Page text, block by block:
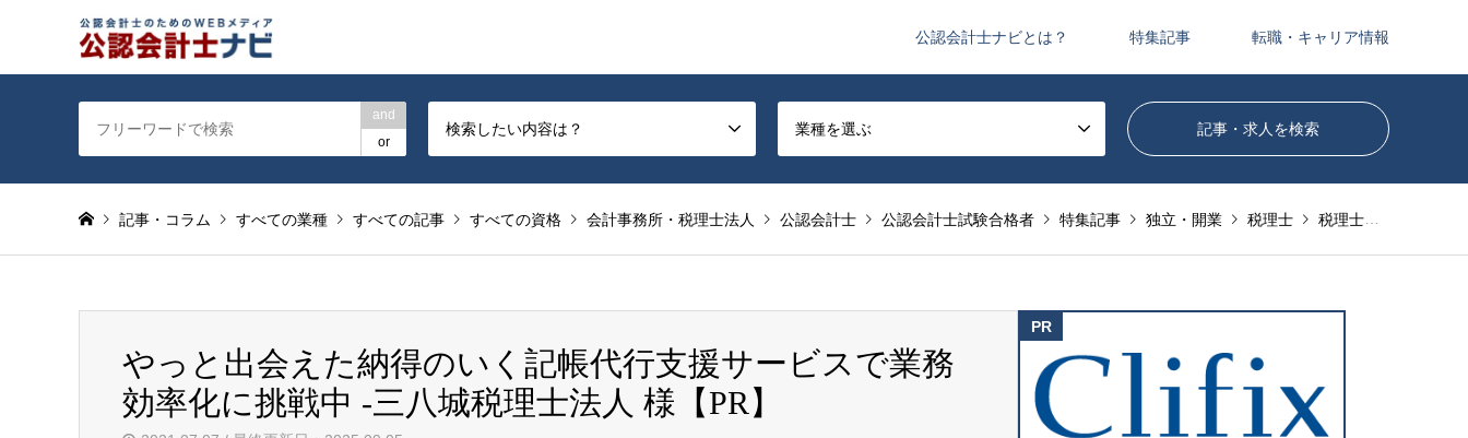
公認会計士ナビとは？ 特集記事 転職・キャリア情報
and
or
検索したい内容は？ 業種を選ぶ
記事・コラム すべての業種 すべての記事 すべての資格 会計事務所・税理士法人 公認会計士 公認会計士試験合格者 特集記事 独立・開業 税理士 税理士科目合格者
やっと出会えた納得のいく記帳代行支援サービスで業務
効率化に挑戦中 -三八城税理士法人 様【PR】